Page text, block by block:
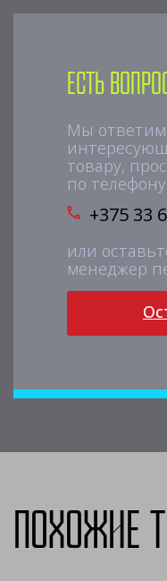
Есть
Мы ответим
товару,
по телефону
+375 33
или
менеджер
Похожие